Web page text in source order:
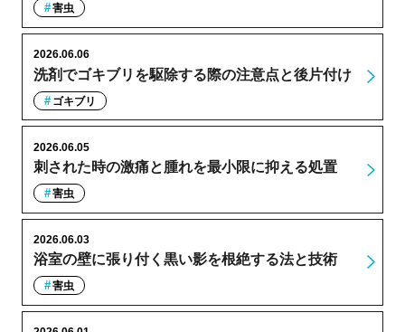
害虫
洗剤でゴキブリを駆除する際の注意点と後片付け
2026.06.06
ゴキブリ
刺された時の激痛と腫れを最小限に抑える処置
2026.06.05
害虫
浴室の壁に張り付く黒い影を根絶する法と技術
2026.06.03
害虫